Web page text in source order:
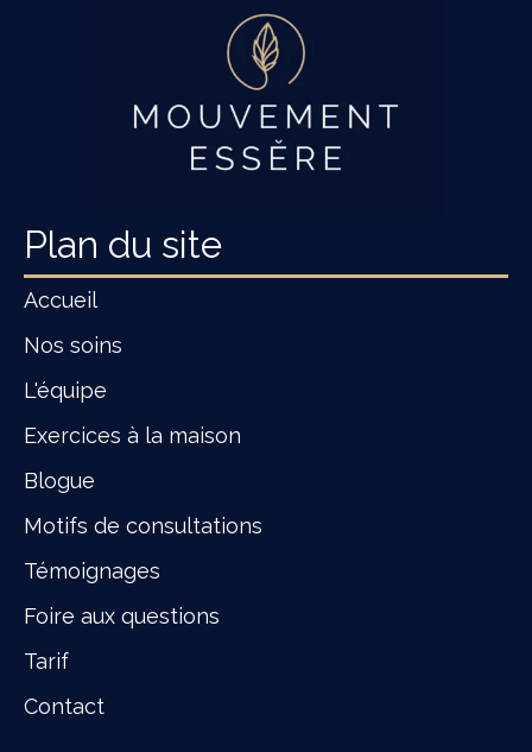
Plan du site
Accueil
Nos soins
L'équipe
Exercices à la maison
Blogue
Motifs de consultations
Témoignages
Foire aux questions
Tarif
Contact